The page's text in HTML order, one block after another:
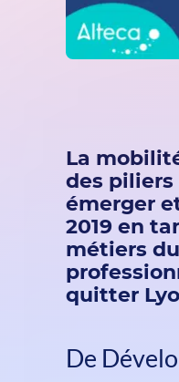
La
des piliers
émerger
2019 en
métiers
quitter
De